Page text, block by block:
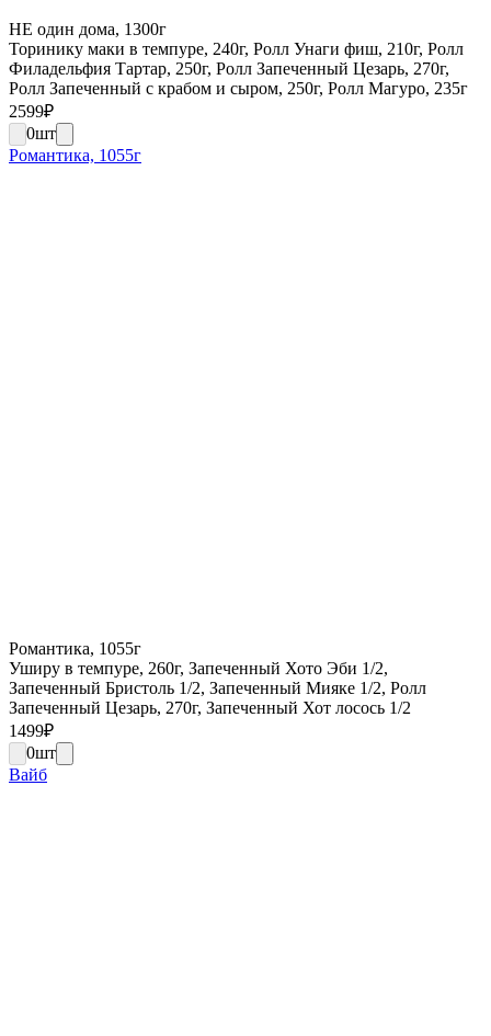
НЕ один дома, 1300г
Торинику маки в темпуре, 240г, Ролл Унаги фиш, 210г, Ролл
Филадельфия Тартар, 250г, Ролл Запеченный Цезарь, 270г,
Ролл Запеченный с крабом и сыром, 250г, Ролл Магуро, 235г
2599₽
0шт
Романтика, 1055г
Романтика, 1055г
Уширу в темпуре, 260г, Запеченный Хото Эби 1/2,
Запеченный Бристоль 1/2, Запеченный Мияке 1/2, Ролл
Запеченный Цезарь, 270г, Запеченный Хот лосось 1/2
1499₽
0шт
Вайб